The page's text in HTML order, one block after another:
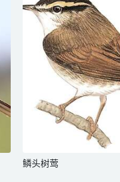
鳞头树莺